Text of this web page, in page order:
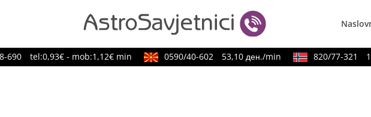
tel:0,93€ - mob:1,12€ min 0590/40-602 53,10 ден./min 820/77-321